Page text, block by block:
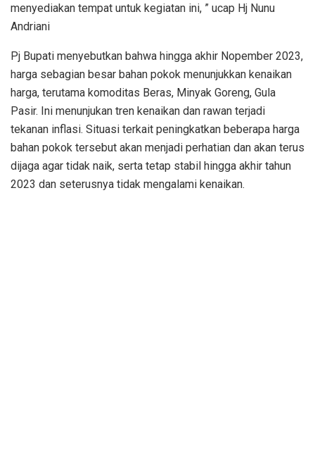
menyediakan tempat untuk kegiatan ini, ” ucap Hj Nunu
Andriani
Pj Bupati menyebutkan bahwa hingga akhir Nopember 2023,
harga sebagian besar bahan pokok menunjukkan kenaikan
harga, terutama komoditas Beras, Minyak Goreng, Gula
Pasir. Ini menunjukan tren kenaikan dan rawan terjadi
tekanan inflasi. Situasi terkait peningkatkan beberapa harga
bahan pokok tersebut akan menjadi perhatian dan akan terus
dijaga agar tidak naik, serta tetap stabil hingga akhir tahun
2023 dan seterusnya tidak mengalami kenaikan.